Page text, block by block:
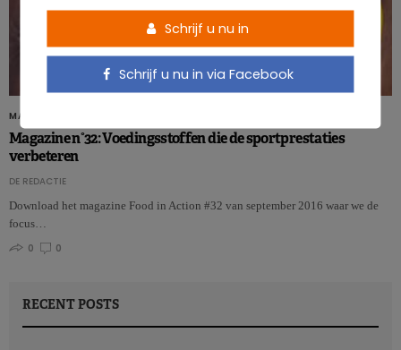
MAGAZINE
Magazine n°32: Voedingsstoffen die de sportprestaties
verbeteren
DE REDACTIE
Download het magazine Food in Action #32 van september 2016 waar we de
focus…
0
0
RECENT POSTS
Schrijf u nu in
Schrijf u nu in via Facebook